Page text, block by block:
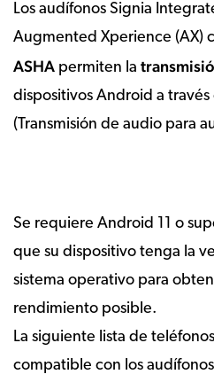
Los audífonos Signia
Augmented Xperience (AX)
ASHA permiten la
dispositivos Android a
(Transmisión de audio para
Se requiere Android 11 o
que su dispositivo tenga la
sistema operativo para
rendimiento posible.
La siguiente lista de
compatible con los